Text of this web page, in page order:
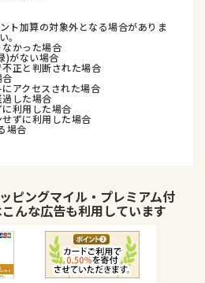
ト加算の対象外となる場合がありま
。
かった場合
)がない場合
正と判断された場合
合
アクセスされた場合
した場合
利用した場合
ずに利用した場合
場合
ピングマイル・プレミアム付
んな広告も利用しています